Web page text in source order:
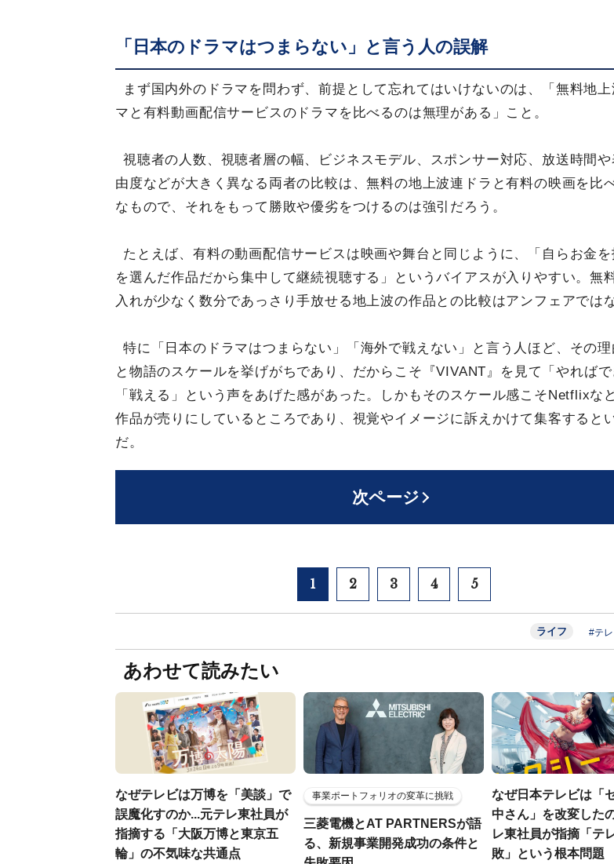
「日本のドラマはつまらない」と言う人の誤解
まず国内外のドラマを問わず、前提として忘れてはいけないのは、「無料地上
マと有料動画配信サービスのドラマを比べるのは無理がある」こと。
視聴者の人数、視聴者層の幅、ビジネスモデル、スポンサー対応、放送時間や
由度などが大きく異なる両者の比較は、無料の地上波連ドラと有料の映画を比
なもので、それをもって勝敗や優劣をつけるのは強引だろう。
たとえば、有料の動画配信サービスは映画や舞台と同じように、「自らお金を
を選んだ作品だから集中して継続視聴する」というバイアスが入りやすい。無
入れが少なく数分であっさり手放せる地上波の作品との比較はアンフェアでは
特に「日本のドラマはつまらない」「海外で戦えない」と言う人ほど、その理
と物語のスケールを挙げがちであり、だからこそ『VIVANT』を見て「やればで
「戦える」という声をあげた感があった。しかもそのスケール感こそNetflixな
作品が売りにしているところであり、視覚やイメージに訴えかけて集客すると
だ。
次ページ
1 2 3 4 5
ライフ #テ
あわせて読みたい
なぜテレビは万博を「美談」で
誤魔化すのか...元テレ東社員が
指摘する「大阪万博と東京五
輪」の不気味な共通点
事業ポートフォリオの変革に挑戦
三菱電機とAT PARTNERSが語
る、新規事業開発成功の条件と
なぜ日本テレビは「
中さん」を改変した
レ東社員が指摘「テ
敗」という根本問題